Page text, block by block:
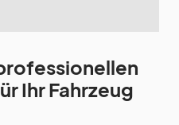
Ihr Fahrzeug